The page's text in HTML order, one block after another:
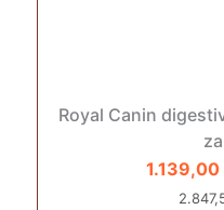
Royal Canin
1.139,00